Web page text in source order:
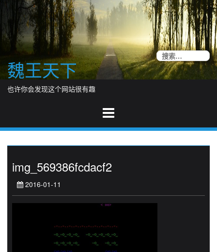
content
魏王天下
也许你会发现这个网站很有趣
搜
img_569386fcdacf2
2016-01-11